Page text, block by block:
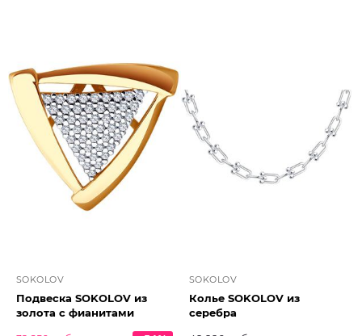
SOKOLOV
Подвеска SOKOLOV из
золота с фианитами
SOKOLOV
Колье SOKOLOV из
серебра